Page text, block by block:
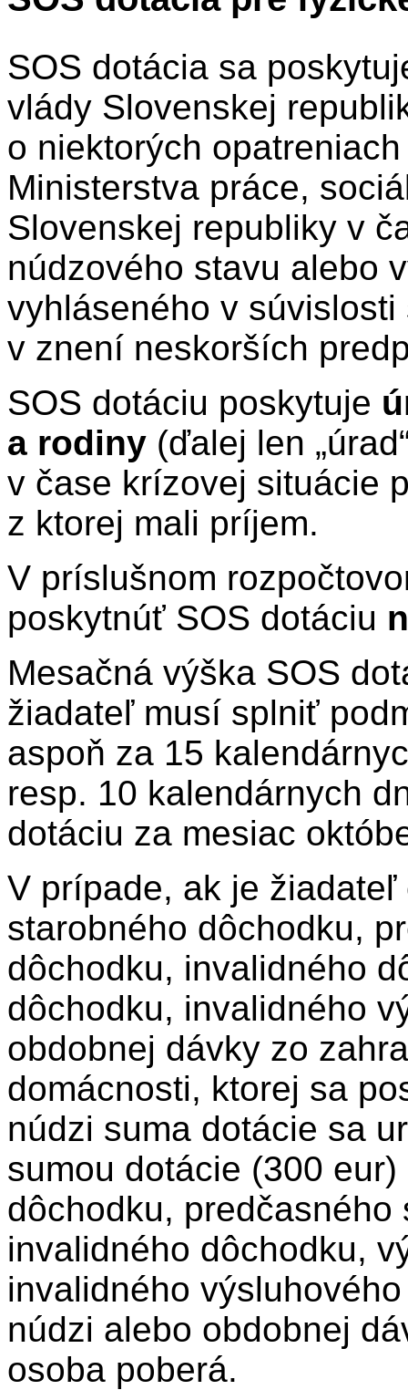
SOS dotácia sa
vlády Slovenskej
o niektorých
Ministerstva práce,
Slovenskej republiky v
núdzového stavu alebo
vyhláseného v
v znení neskorších
SOS dotáciu poskytuje
a rodiny (ďalej len
v čase krízovej situácie
z ktorej mali príjem.
V príslušnom
poskytnúť SOS dotáciu
Mesačná výška SOS
žiadateľ musí splniť
aspoň za 15
resp. 10 kalendárnych
dotáciu za mesiac
V prípade, ak je
starobného dôchodku,
dôchodku, invalidného
dôchodku, invalidného
obdobnej dávky zo
domácnosti, ktorej sa
núdzi suma dotácie sa
sumou dotácie (300
dôchodku,
invalidného dôchodku,
invalidného
núdzi alebo obdobnej
osoba poberá.